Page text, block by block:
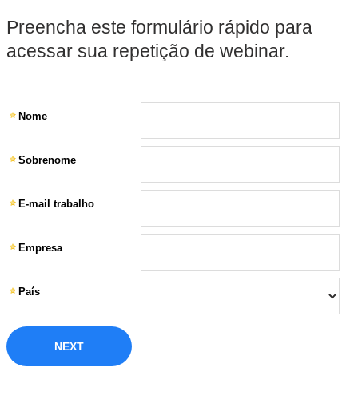
Preencha este formulário rápido para
acessar sua repetição de webinar.
Nome
Sobrenome
E-mail trabalho
Empresa
País